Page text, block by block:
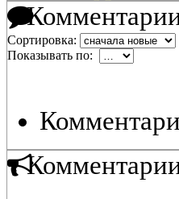
Сортировка:
Показывать по:
Комментарии